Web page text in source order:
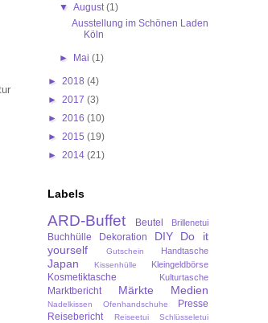
▼August(1)
Ausstellung im Schönen Laden
Köln
► Mai(1)
► 2018 (4)
► 2017 (3)
► 2016 (10)
► 2015 (19)
► 2014 (21)
Labels
ARD-Buffet Beutel Brillenetui
Buchhülle Dekoration DIY
Do it
yourself
Gutschein Handtasche
Japan Kissenhülle Kleingeldbörse
Kosmetiktasche Kulturtasche
Marktbericht Märkte Medien
Nadelkissen Ofenhandschuhe
Presse
Reisebericht
Reiseetui
Schlüsseletui